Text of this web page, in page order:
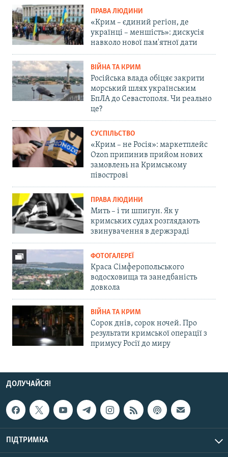
ПРАВА ЛЮДИНИ
«Крим – єдиний регіон, де
українці – меншість»: дискусія
навколо нової пам'ятної дати
ВІЙНА ТА КРИМ
Російська влада обіцяє закрити
морський шлях українським
БпЛА до Севастополя. Чи реально
це?
СУСПІЛЬСТВО
«Крим – не Росія»: маркетплейс
Ozon припинив прийом нових
замовлень на Кримському
півострові
ПРАВА ЛЮДИНИ
Мить – і ти шпигун. Як у
кримських судах розглядають
звинувачення в держзраді
ФОТОГАЛЕРЕЇ
Краса Сімферопольського
водосховища та занедбаність
довкола
ВІЙНА ТА КРИМ
Сорок днів, сорок ночей. Про
результати кримської операції з
примусу Росії до миру
ДОЛУЧАЙСЯ!
ПІДТРИМКА